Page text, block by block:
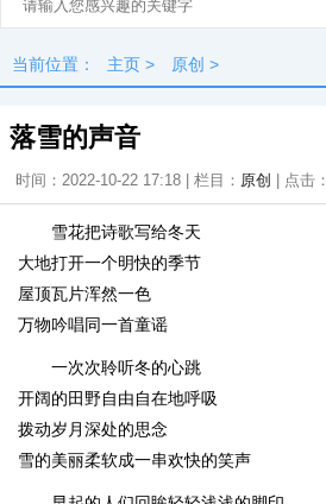
当前位置： 主页 > 原创 >
落雪的声音
时间：2022-10-22 17:18 | 栏目： 原创 | 点击：
雪花把诗歌写给冬天
大地打开一个明快的季节
屋顶瓦片浑然一色
万物吟唱同一首童谣
一次次聆听冬的心跳
开阔的田野自由自在地呼吸
拨动岁月深处的思念
雪的美丽柔软成一串欢快的笑声